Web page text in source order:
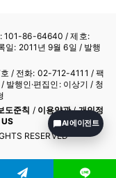
101-86-64640 / 제호:
일: 2011년 9월 6일 / 발행
/ 전화: 02-712-4111 / 팩
행인·편집인: 이상기 / 청
도준칙 / 이용약관/개인정
RESERVED
AI 에이전트